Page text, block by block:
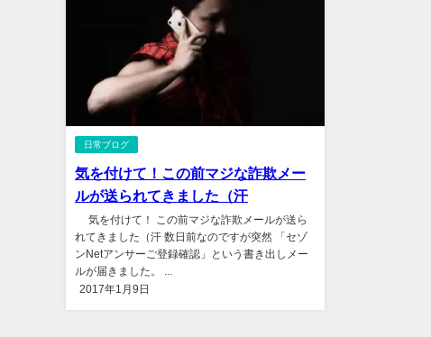
日常ブログ
気を付けて！この前マジな詐欺メー
ルが送られてきました（汗
気を付けて！ この前マジな詐欺メールが送ら
れてきました（汗 数日前なのですが突然 「セゾ
ンNetアンサーご登録確認」という書き出しメー
ルが届きました。 ...
2017年1月9日